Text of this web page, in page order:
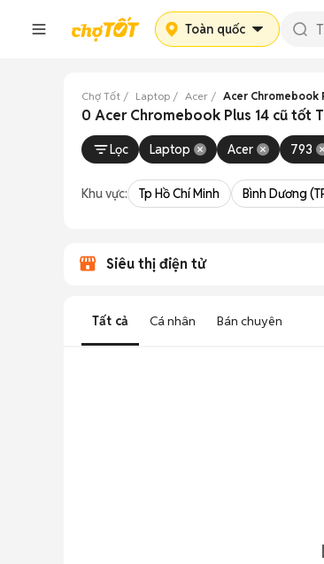
Toàn quốc
Chợ Tốt Laptop Acer Acer Chromebook
0 Acer Chromebook Plus 14 cũ tốt
Lọc Laptop Acer 793
Khu vực: Tp Hồ Chí Minh Bình Dương
Siêu thị điện tử
Tất cả Cá nhân Bán chuyên